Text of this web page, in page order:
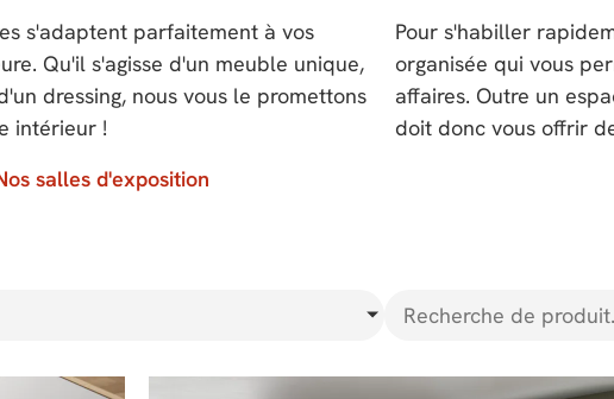
s'adaptent parfaitement à vos
Qu'il s'agisse d'un meuble unique,
dressing, nous vous le promettons
intérieur !
Pour s'habiller
organisée qui vous
affaires. Outre un
doit donc vous offrir
salles d'exposition